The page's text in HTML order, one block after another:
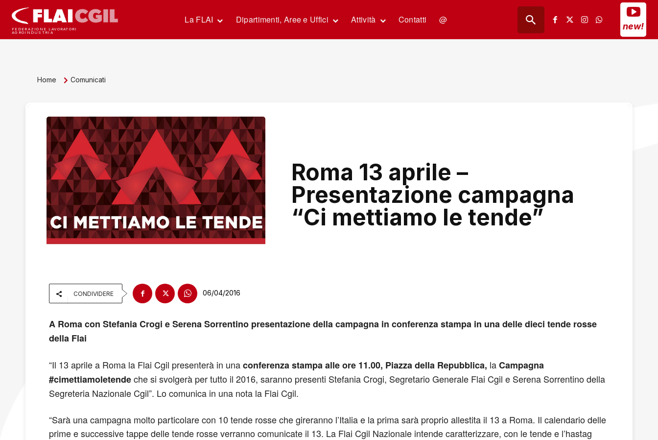
FEDERAZIONE LAVORATORI
AGROINDUSTRIA
La FLAI Dipartimenti, Aree e Uffici Attività Contatti @
new!
Home Comunicati
Roma 13 aprile –
Presentazione campagna
“Ci mettiamo le tende”
CONDIVIDERE 06/04/2016
A Roma con Stefania Crogi e Serena Sorrentino presentazione della campagna in conferenza stampa in una delle dieci tende rosse
della Flai
“Il 13 aprile a Roma la Flai Cgil presenterà in unaconferenza stampa alle ore 11.00, Piazza della Repubblica, laCampagna
#cimettiamoletendeche si svolgerà per tutto il 2016, saranno presenti Stefania Crogi, Segretario Generale Flai Cgil e Serena Sorrentino della
Segreteria Nazionale Cgil”. Lo comunica in una nota la Flai Cgil.
“Sarà una campagna molto particolare con 10 tende rosse che gireranno l’Italia e la prima sarà proprio allestita il 13 a Roma. Il calendario delle
prime e successive tappe delle tende rosse verranno comunicate il 13. La Flai Cgil Nazionale intende caratterizzare, con le tende e l’hastag